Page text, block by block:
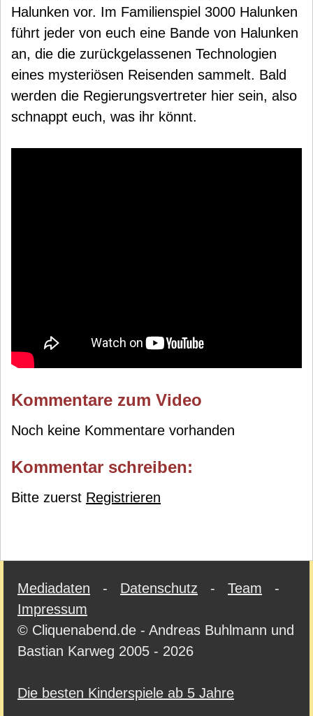
Halunken vor. Im Familienspiel 3000 Halunken
führt jeder von euch eine Bande von Halunken
an, die die zurückgelassenen Technologien
eines mysteriösen Reisenden sammelt. Bald
werden die Regierungsvertreter hier sein, also
schnappt euch, was ihr könnt.
Kommentare zum Video
Noch keine Kommentare vorhanden
Kommentar schreiben:
Bitte zuerst Registrieren
Mediadaten - Datenschutz - Team -
Impressum
© Cliquenabend.de - Andreas Buhlmann und
Bastian Karweg 2005 - 2026
Die besten Kinderspiele ab 5 Jahre